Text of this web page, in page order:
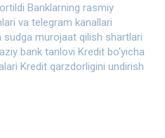
Banklarning rasmiy
va telegram kanallari
sudga murojaat qilish shartlari
bank tanlovi Kredit bo‘yicha
Kredit qarzdorligini undirish